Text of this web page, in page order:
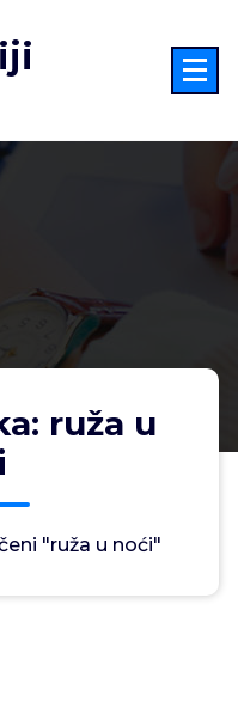
ruža u
"ruža u noći"